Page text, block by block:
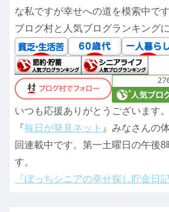
な私ですが幸せへの道を模索中です
ブログ村と人気ブログランキング
いつも応援ありがとうございます。
『毎日が発見ネット 』みなさんの
回連載中です。第一土曜日の午後8
す。
『ぼっちシニアの幸せ探し貯金日記